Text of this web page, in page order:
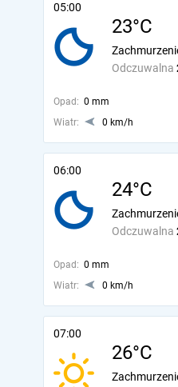
05:00
23°C
Odczuwalna
Opad: 0 mm
Wiatr:
0 km/h
06:00
24°C
Odczuwalna
Opad: 0 mm
Wiatr:
0 km/h
07:00
26°C